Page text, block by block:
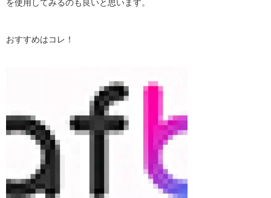
を使用してみるのも良いと思います。
おすすめはコレ！